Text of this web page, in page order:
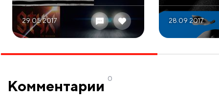
29.05 2017 28.09 2017
Комментарии 0